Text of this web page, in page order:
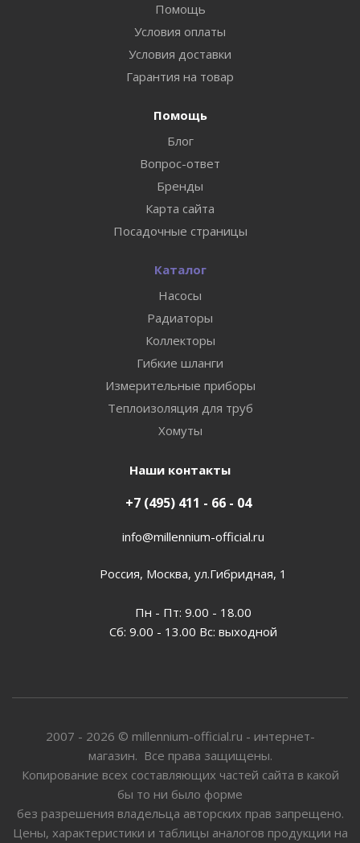
Помощь
Условия оплаты
Условия доставки
Гарантия на товар
Помощь
Блог
Вопрос-ответ
Бренды
Карта сайта
Посадочные страницы
Каталог
Насосы
Радиаторы
Коллекторы
Гибкие шланги
Измерительные приборы
Теплоизоляция для труб
Хомуты
Наши контакты
+7 (495) 411 - 66 - 04
info@millennium-official.ru
Россия, Москва, ул.Гибридная, 1
Пн - Пт: 9.00 - 18.00
Сб: 9.00 - 13.00 Вс: выходной
2007 - 2026 © millennium-official.ru - интернет-
магазин. Все права защищены.
Копирование всех составляющих частей сайта в какой
бы то ни было форме
без разрешения владельца авторских прав запрещено.
Цены, характеристики и таблицы аналогов продукции на